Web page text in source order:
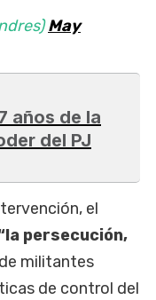
May
años de la
del PJ
el
persecución,
de militantes
de control del